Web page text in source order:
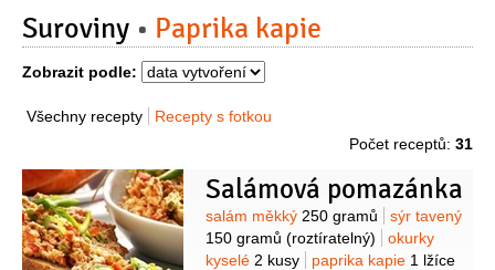
Suroviny Paprika kapie
Zobrazit podle:
Všechny recepty
Recepty s fotkou
Počet receptů: 31
Salámová pomazánka
Suroviny
salám měkký 250 gramů
sýr tavený
150 gramů (roztíratelný)
okurky
kyselé 2 kusy paprika kapie 1 lžíce